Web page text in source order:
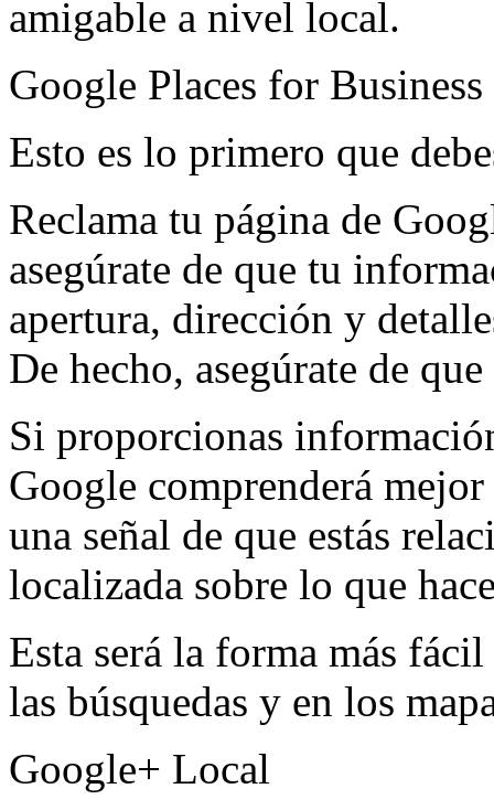
amigable a nivel local.
Google Places for Business
Esto es lo primero que
Reclama tu página de
asegúrate de que tu
apertura, dirección y
De hecho, asegúrate de
Si proporcionas
Google comprenderá
una señal de que estás
localizada sobre lo que
Esta será la forma más
las búsquedas y en los
Google+ Local